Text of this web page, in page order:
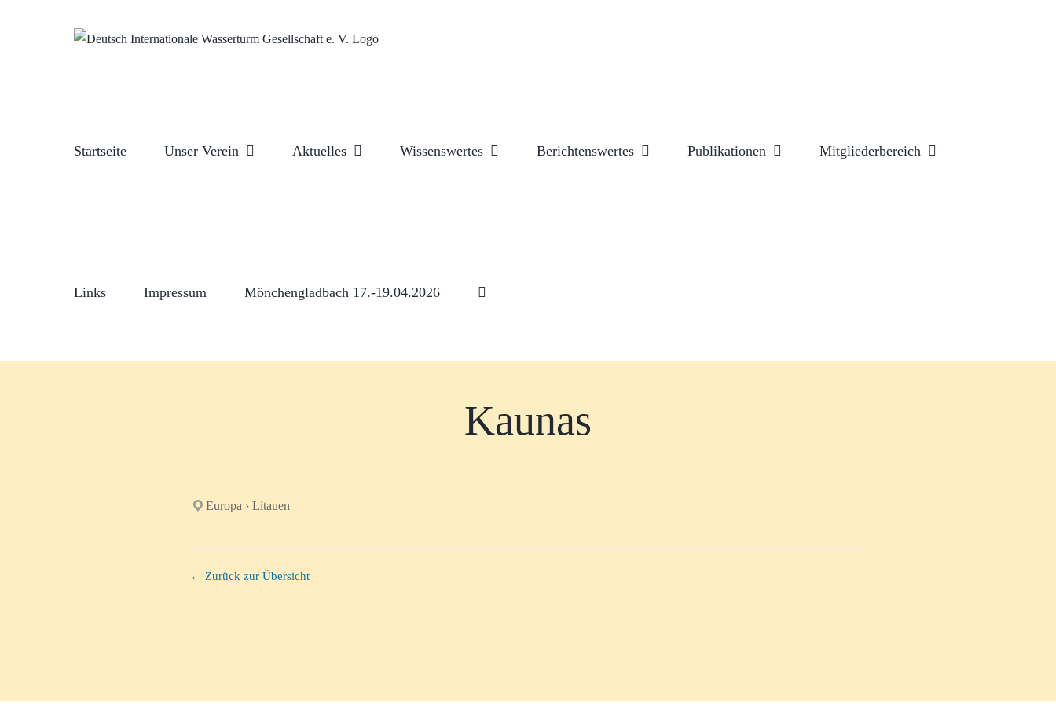
Startseite Unser Verein Aktuelles Wissenswertes Berichtenswertes Publikationen Mitgliederbereich
Links Impressum Mönchengladbach 17.-19.04.2026
Kaunas
Europa › Litauen
← Zurück zur Übersicht